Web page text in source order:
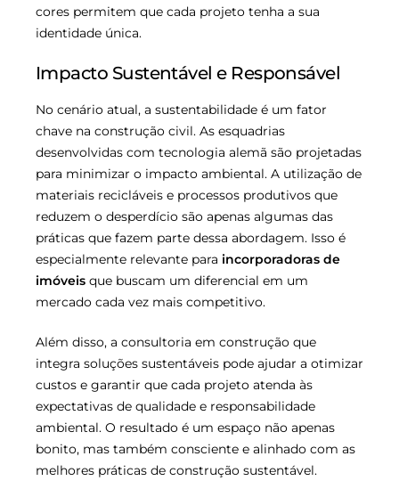
cores permitem que cada projeto tenha a sua
identidade única.
Impacto Sustentável e Responsável
No cenário atual, a sustentabilidade é um fator
chave na construção civil. As esquadrias
desenvolvidas com tecnologia alemã são projetadas
para minimizar o impacto ambiental. A utilização de
materiais recicláveis e processos produtivos que
reduzem o desperdício são apenas algumas das
práticas que fazem parte dessa abordagem. Isso é
especialmente relevante para incorporadoras de
imóveis que buscam um diferencial em um
mercado cada vez mais competitivo.
Além disso, a consultoria em construção que
integra soluções sustentáveis pode ajudar a otimizar
custos e garantir que cada projeto atenda às
expectativas de qualidade e responsabilidade
ambiental. O resultado é um espaço não apenas
bonito, mas também consciente e alinhado com as
melhores práticas de construção sustentável.